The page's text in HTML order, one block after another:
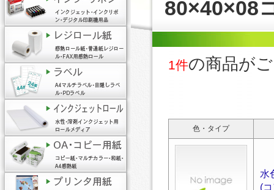
80×40×08
1件の商品が
色・タイプ
水
(